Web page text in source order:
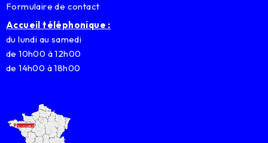
Formulaire de contact
Accueil téléphonique :
du lundi au samedi
de 10h00 à 12h00
de 14h00 à 18h00